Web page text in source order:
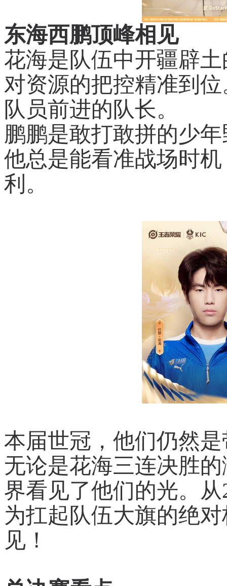
东海西鹏顶峰相见
花海是队伍中开疆辟
对资源的把控精准到
队员前进的队长。
鹏鹏是敢打敢拼的少
他总是能看准战场时
利。
本届世冠，他们仍然
无论是花海三连决胜
界看见了他们的光。
为扛起队伍大旗的绝
见！